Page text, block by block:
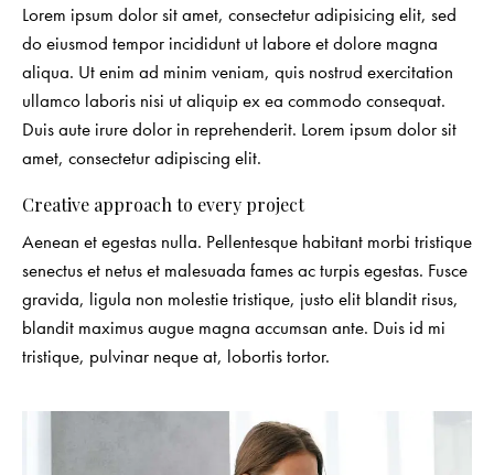
Lorem ipsum dolor sit amet, consectetur adipisicing elit, sed
do eiusmod tempor incididunt ut labore et dolore magna
aliqua. Ut enim ad minim veniam, quis nostrud exercitation
ullamco laboris nisi ut aliquip ex ea commodo consequat.
Duis aute irure dolor in reprehenderit. Lorem ipsum dolor sit
amet, consectetur adipiscing elit.
Creative approach to every project
Aenean et egestas nulla. Pellentesque habitant morbi tristique
senectus et netus et malesuada fames ac turpis egestas. Fusce
gravida, ligula non molestie tristique, justo elit blandit risus,
blandit maximus augue magna accumsan ante. Duis id mi
tristique, pulvinar neque at, lobortis tortor.